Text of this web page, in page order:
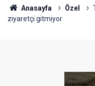
Anasayfa Özel
ziyaretçi gitmiyor